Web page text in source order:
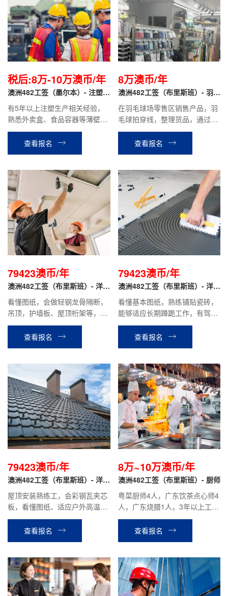
税后:8万-10万澳币/年
澳洲482工签（墨尔本）- 注塑机
调机师
有5年以上注塑生产相关经验，
熟悉外卖盒、食品容器等薄壁产
品优先，能熟练使用行吊更换模
具，进行试模、调模，调参数，
解决生产异常；熟悉模具结构、
密薄壁模具进行手动抛光，飞边
处理，模腔修复等工作，能根据
产品情况 调整模腔走胶，优化流
道、浇口状态。
查看报名
8万澳币/年
澳洲482工签（布里斯班）- 羽毛
球馆 销售顾问
在羽毛球场零售区销售产品，羽
毛球拍穿线，整理货品，通过直
播，短视频运营等进行线上销售
等工作。查看报名
79423澳币/年
澳洲482工签（布里斯班）- 洋人
雇主 装修木工
看懂图纸，会做轻钢龙骨隔断，
吊顶，护墙板、屋顶桁架等，有
驾照。
查看报名
79423澳币/年
澳洲482工签（布里斯班）- 洋人
雇主 瓷砖工
看懂基本图纸，熟练铺贴瓷砖，
能够适应长期蹲跪工作，有驾
照。
查看报名
79423澳币/年
澳洲482工签（布里斯班）- 洋人
雇主 屋顶工
屋顶安装熟练工，会彩钢瓦夹芯
板，看懂图纸、适应户外高温，
不恐高，体力强，有驾照。
查看报名
8万~10万澳币/年
澳洲482工签（布里斯班）- 厨师
粤菜厨师4人，广东饮茶点心师4
人，广东烧腊1人，3年以上工作
经验，有驾照；性格开朗，善于
沟通，有上进心，工作主动性
好，肯吃苦，服从管理。
查看报名